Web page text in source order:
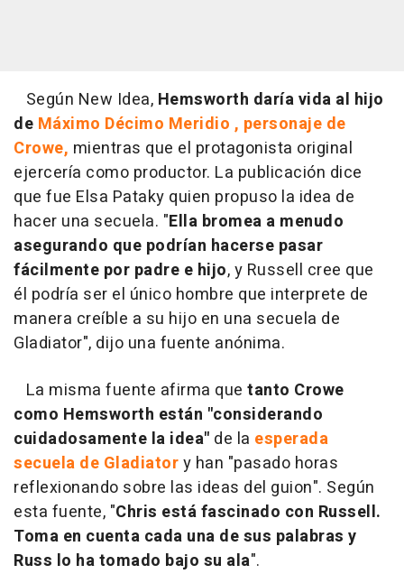
Según New Idea, Hemsworth daría vida al hijo
de Máximo Décimo Meridio , personaje de
Crowe, mientras que el protagonista original
ejercería como productor. La publicación dice
que fue Elsa Pataky quien propuso la idea de
hacer una secuela. "Ella bromea a menudo
asegurando que podrían hacerse pasar
fácilmente por padre e hijo, y Russell cree que
él podría ser el único hombre que interprete de
manera creíble a su hijo en una secuela de
Gladiator", dijo una fuente anónima.
La misma fuente afirma que tanto Crowe
como Hemsworth están "considerando
cuidadosamente la idea" de la esperada
secuela de Gladiatory han "pasado horas
reflexionando sobre las ideas del guion". Según
esta fuente, "Chris está fascinado con Russell.
Toma en cuenta cada una de sus palabras y
Russ lo ha tomado bajo su ala".